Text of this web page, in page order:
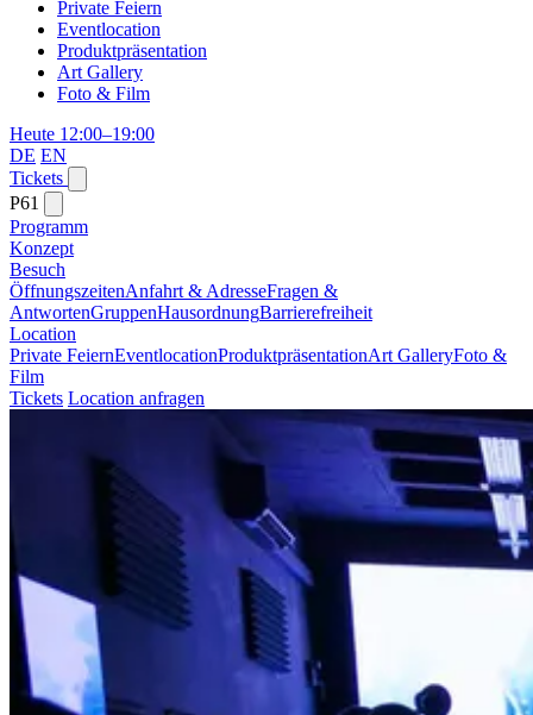
Private Feiern
Eventlocation
Produktpräsentation
Art Gallery
Foto & Film
Heute 12:00–19:00
DE EN
Tickets
P61
Programm
Konzept
Besuch
ÖffnungszeitenAnfahrt & AdresseFragen &
AntwortenGruppenHausordnungBarrierefreiheit
Location
Private FeiernEventlocationProduktpräsentationArt GalleryFoto &
Film
Tickets Location anfragen